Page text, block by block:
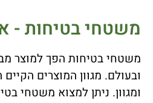
משטחי בטיחות -
משטחי בטיחות הפך למוצר
ובעולם. מגוון המוצרים
ומגוון. ניתן למצוא משטחי